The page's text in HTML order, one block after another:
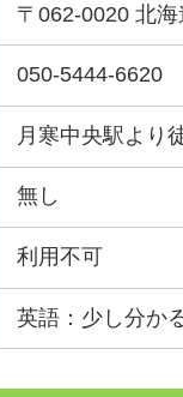
〒062-0020 北
050-5444-6620
月寒中央駅より
無し
利用不可
英語：少し分か